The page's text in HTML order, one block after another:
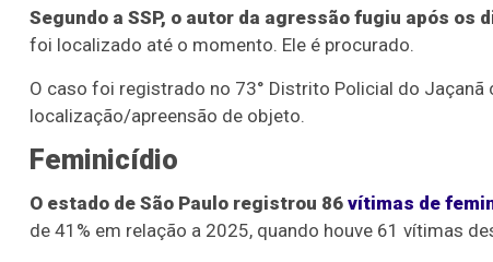
Segundo a SSP, o autor da agressão fugiu após os
foi localizado até o momento. Ele é procurado.
O caso foi registrado no 73° Distrito Policial do
localização/apreensão de objeto.
Feminicídio
O estado de São Paulo registrou 86 vítimas de
de 41% em relação a 2025, quando houve 61 vítimas